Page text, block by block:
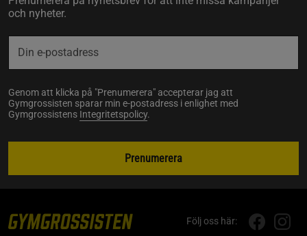
och nyheter.
Genom att klicka på "Prenumerera" accepterar jag att
Gymgrossisten sparar min e-postadress i enlighet med
Gymgrossistens Integritetspolicy.
Prenumerera
Följ oss här: